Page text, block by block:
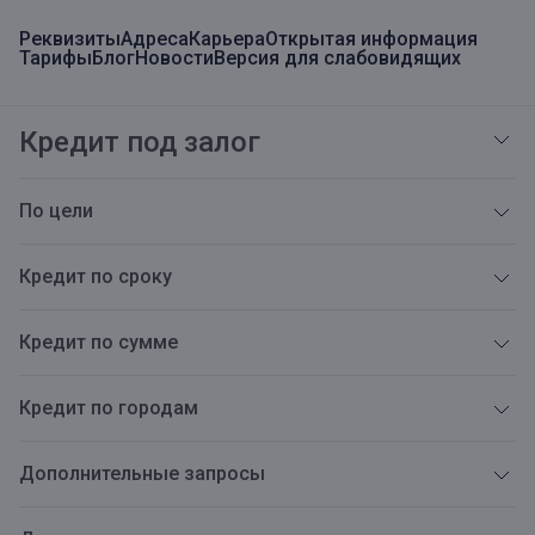
РеквизитыАдресаКарьераОткрытая информация
ТарифыБлогНовостиВерсия для слабовидящих
Кредит под залог
По цели
Кредит по сроку
Кредит по сумме
Кредит по городам
Дополнительные запросы